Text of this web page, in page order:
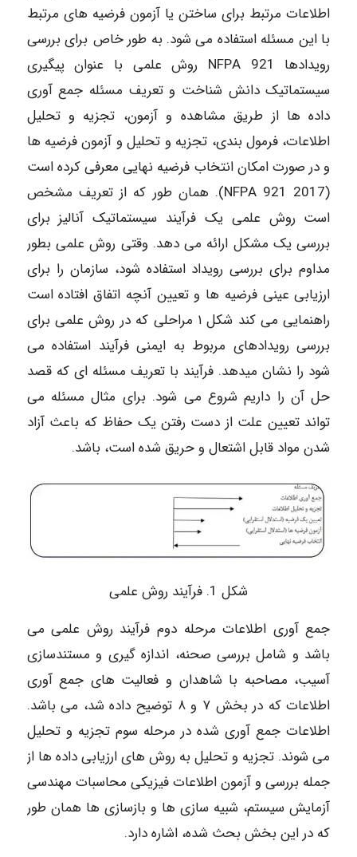
اطلاعات مرتبط برای ساختن یا آزمون فرضیه های مرتبط
با این مسئله استفاده می شود. به طور خاص برای بررسی
رویدادها 921 NFPA روش علمی با عنوان پیگیری
سیستماتیک دانش شناخت و تعریف مسئله جمع آوری
داده ها از طریق مشاهده و آزمون، تجزیه و تحلیل
اطلاعات، فرمول بندی، تجزیه و تحلیل و آزمون فرضیه ها
و در صورت امکان انتخاب فرضیه نهایی معرفی کرده است
(2017 921 NFPA). همان طور که از تعریف مشخص
است روش علمی یک فرآیند سیستماتیک آنالیز برای
بررسی یک مشکل ارائه می دهد. وقتی روش علمی بطور
مداوم برای بررسی رویداد استفاده شود، سازمان را برای
ارزیابی عینی فرضیه ها و تعیین آنچه اتفاق افتاده است
راهنمایی می کند شکل ۱ مراحلی که در روش علمی برای
بررسی رویدادهای مربوط به ایمنی فرآیند استفاده می
شود را نشان میدهد. فرآیند با تعریف مسئله ای که قصد
حل آن را داریم شروع می شود. برای مثال مسئله می
تواند تعیین علت از دست رفتن یک حفاظ که باعث آزاد
شدن مواد قابل اشتعال و حریق شده است، باشد.
شکل 1. فرآیند روش علمی
جمع آوری اطلاعات مرحله دوم فرآیند روش علمی می
باشد و شامل بررسی صحنه، اندازه گیری و مستندسازی
آسیب، مصاحبه با شاهدان و فعالیت های جمع آوری
اطلاعات که در بخش ۷ و ۸ توضیح داده شد، می باشد.
اطلاعات جمع آوری شده در مرحله سوم تجزیه و تحلیل
می شوند. تجزیه و تحلیل به روش های ارزیابی داده ها از
جمله بررسی و آزمون اطلاعات فیزیکی محاسبات مهندسی
آزمایش سیستم، شبیه سازی ها و بازسازی ها همان طور
که در این بخش بحث شده، اشاره دارد.